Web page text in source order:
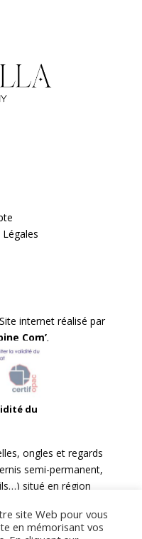
Site internet réalisé par
Com’.
du
ongles et regards
semi-permanent,
situé en région
site Web pour vous
en mémorisant vos